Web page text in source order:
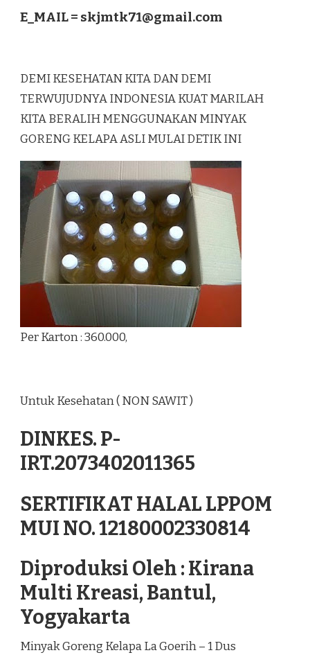
E_MAIL = skjmtk71@gmail.com
DEMI KESEHATAN KITA DAN DEMI
TERWUJUDNYA INDONESIA KUAT MARILAH
KITA BERALIH MENGGUNAKAN MINYAK
GORENG KELAPA ASLI MULAI DETIK INI
Per Karton : 360.000,
Untuk Kesehatan ( NON SAWIT )
DINKES. P-
IRT.2073402011365
SERTIFIKAT HALAL LPPOM
MUI NO. 12180002330814
Diproduksi Oleh : Kirana
Multi Kreasi, Bantul,
Yogyakarta
Minyak Goreng Kelapa La Goerih – 1 Dus